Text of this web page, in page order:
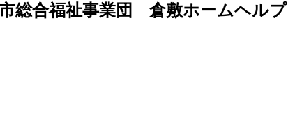
総合福祉事業団 倉敷ホームヘルプ